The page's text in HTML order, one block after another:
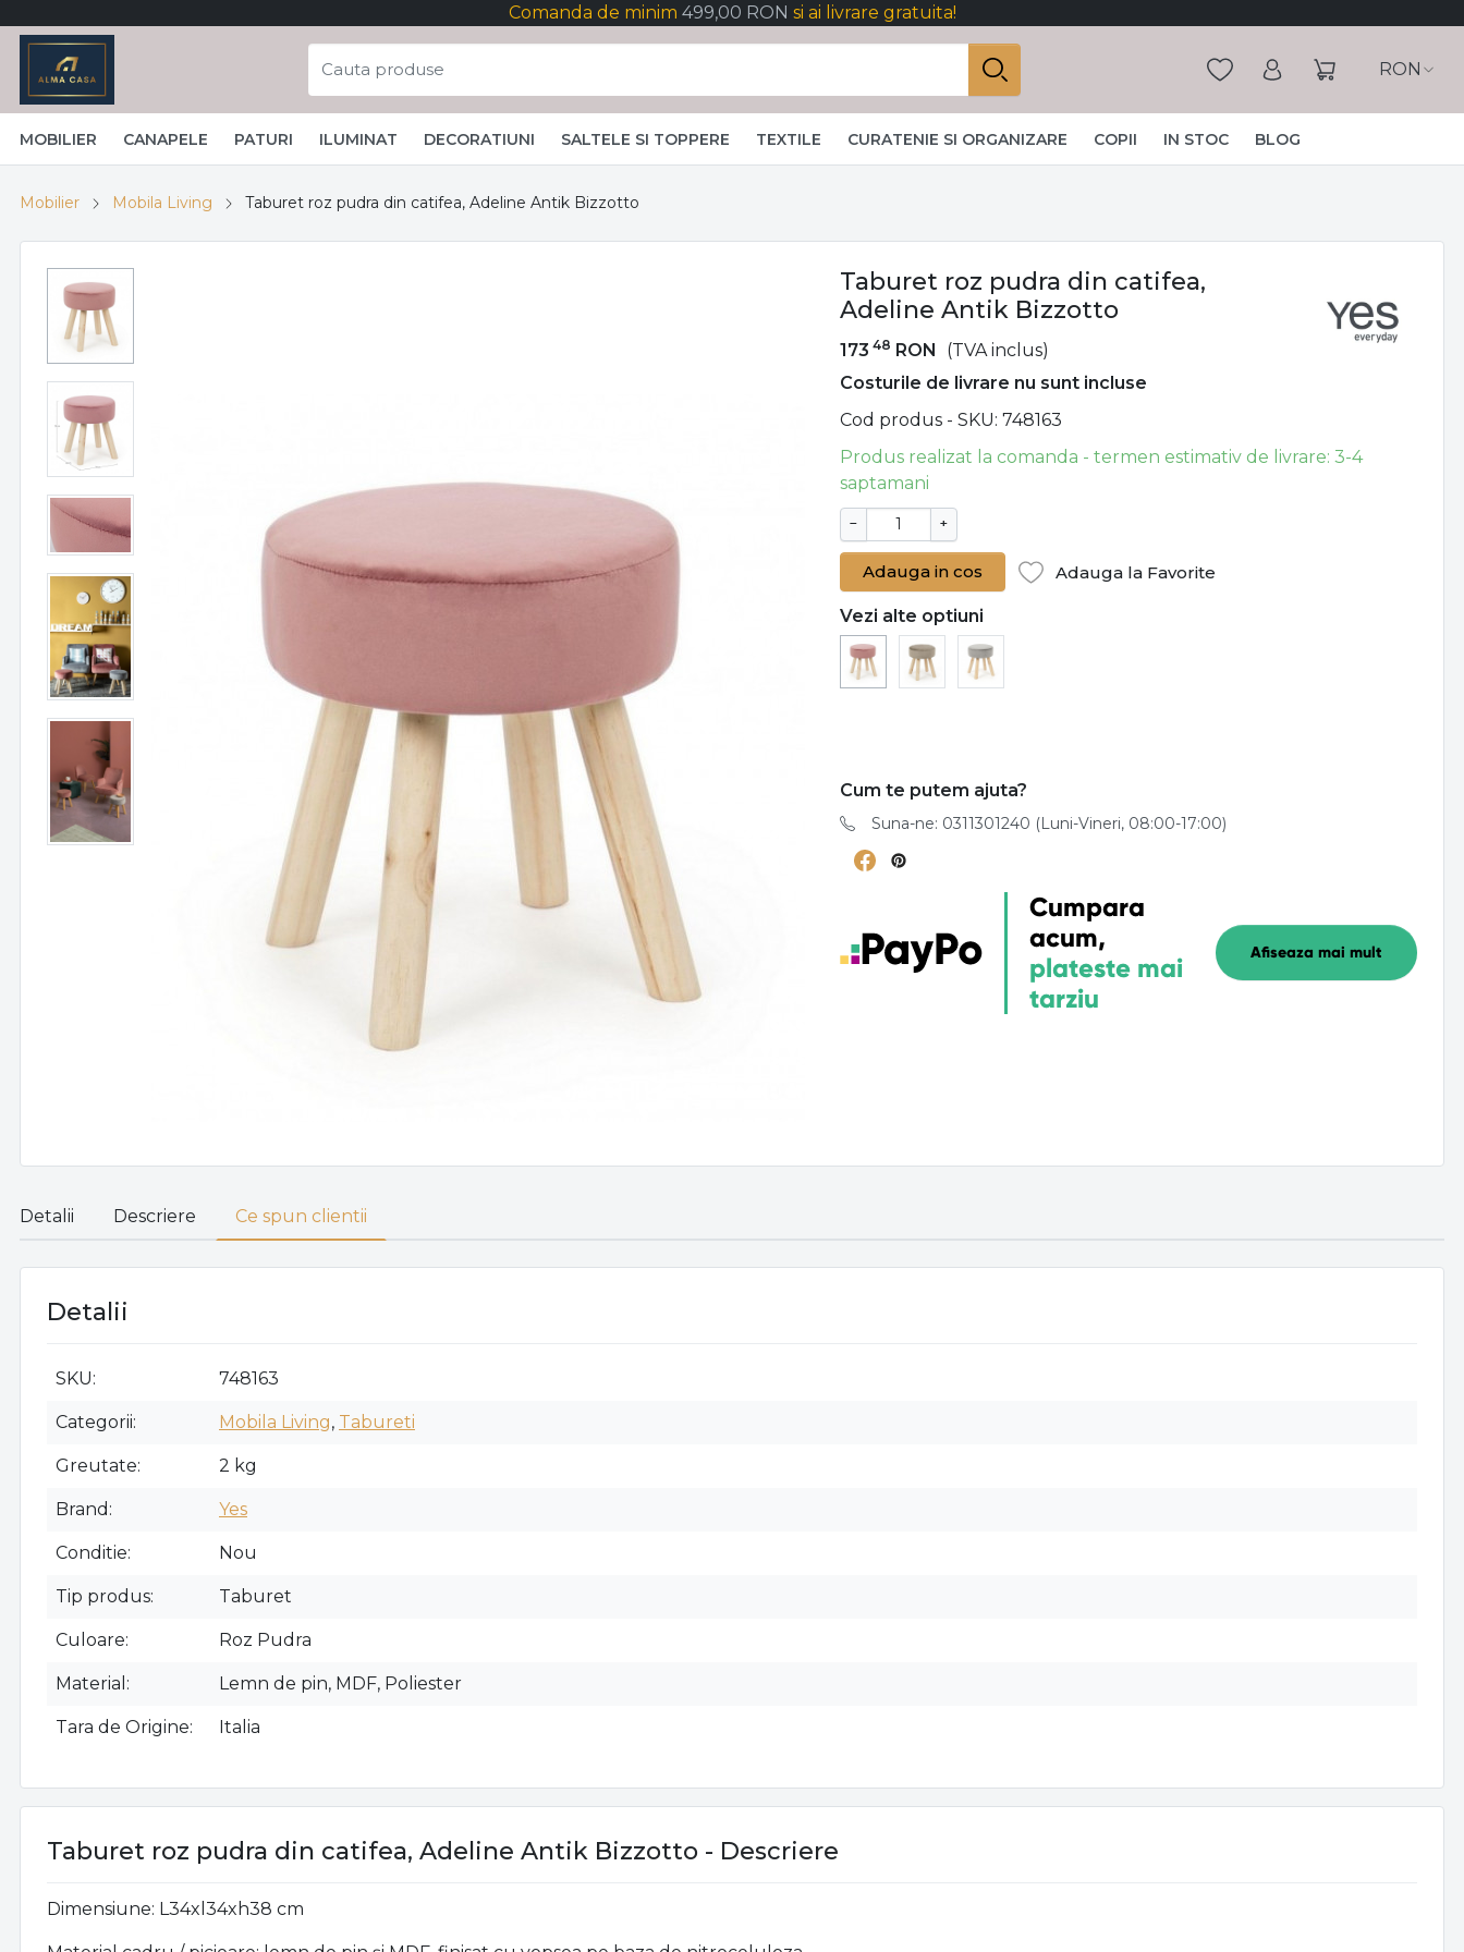
Comanda de minim 499,00 RON si ai livrare gratuita!
RON
MOBILIER CANAPELE PATURI ILUMINAT DECORATIUNI SALTELE SI TOPPERE TEXTILE CURATENIE SI ORGANIZARE COPII IN STOC BLOG
Mobilier Mobila Living Taburet roz pudra din catifea, Adeline Antik Bizzotto
Taburet roz pudra din catifea,
Adeline Antik Bizzotto
173 48 RON
(TVA inclus)
Costurile de livrare nu sunt incluse
Cod produs - SKU 748163
Produs realizat la comanda - termen estimativ de livrare: 3-4
saptamani
− +
Adauga in cos Adauga la Favorite
Vezi alte optiuni
Cum te putem ajuta?
Suna-ne: 0311301240 (Luni-Vineri, 08:00-17:00)
Cumpara
acum,
plateste mai
tarziu
Afiseaza mai mult
Detalii Descriere Ce spun clientii
Detalii
SKU 748163
Categorii Mobila Living, Tabureti
Greutate 2 kg
Brand Yes
Conditie Nou
Tip produs Taburet
Culoare Roz Pudra
Material Lemn de pin, MDF, Poliester
Tara de Origine Italia
Taburet roz pudra din catifea, Adeline Antik Bizzotto - Descriere
Dimensiune: L34xl34xh38 cm